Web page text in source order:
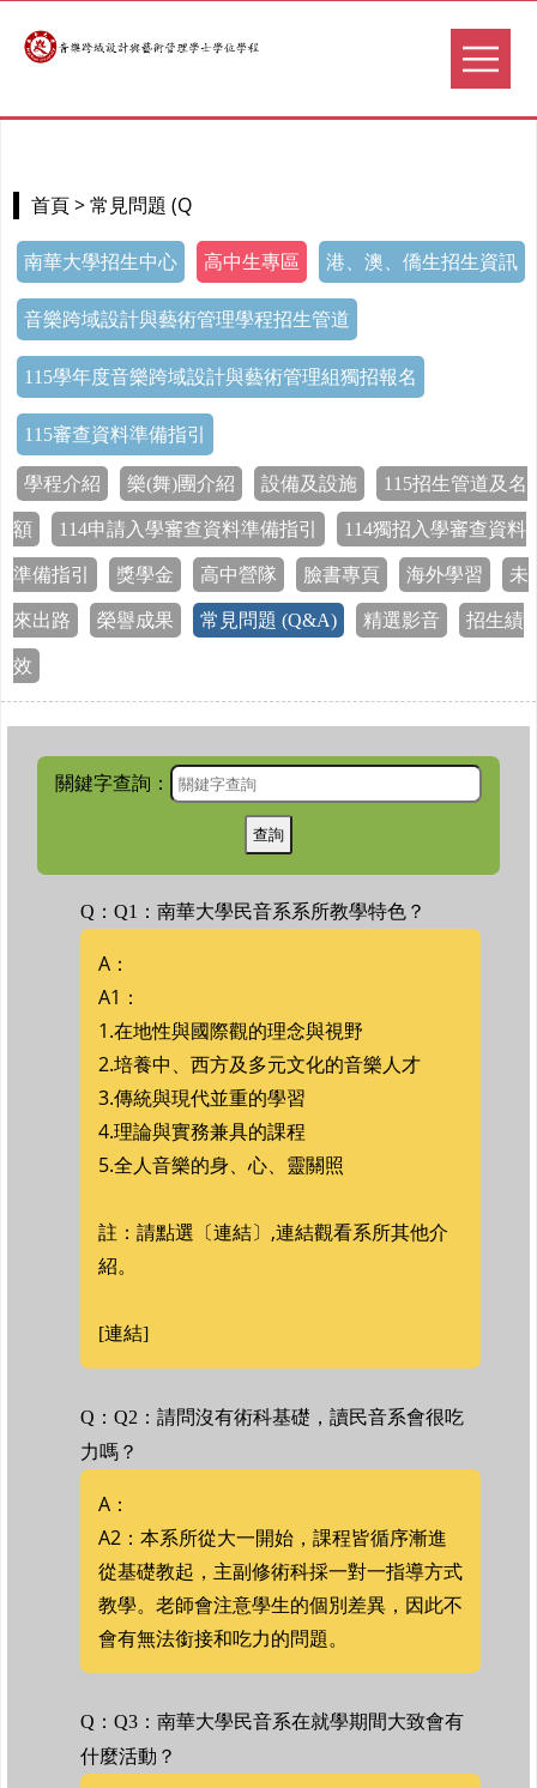
首頁 > 常見問題 (Q
南華大學招生中心 高中生專區 港、澳、僑生招生資訊
音樂跨域設計與藝術管理學程招生管道
115學年度音樂跨域設計與藝術管理組獨招報名
115審查資料準備指引
學程介紹 樂(舞)團介紹 設備及設施 115招生管道及名
額 114申請入學審查資料準備指引 114獨招入學審查資料
準備指引 獎學金 高中營隊 臉書專頁 海外學習 未
來出路 榮譽成果 常見問題 (Q&A) 精選影音 招生績
效
關鍵字查詢：
Q：Q1：南華大學民音系系所教學特色？
A：
A1：
1.在地性與國際觀的理念與視野
2.培養中、西方及多元文化的音樂人才
3.傳統與現代並重的學習
4.理論與實務兼具的課程
5.全人音樂的身、心、靈關照
註：請點選〔連結〕,連結觀看系所其他介
紹。
[連結]
Q：Q2：請問沒有術科基礎，讀民音系會很吃
力嗎？
A：
A2：本系所從大一開始，課程皆循序漸進
從基礎教起，主副修術科採一對一指導方式
教學。老師會注意學生的個別差異，因此不
會有無法銜接和吃力的問題。
Q：Q3：南華大學民音系在就學期間大致會有
什麼活動？